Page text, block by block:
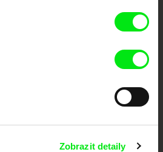
Zobrazit detaily
DOK Leipzig
Ji.hlava Visions du Réel